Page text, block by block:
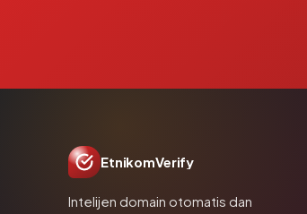
EtnikomVerify
Intelijen domain otomatis dan